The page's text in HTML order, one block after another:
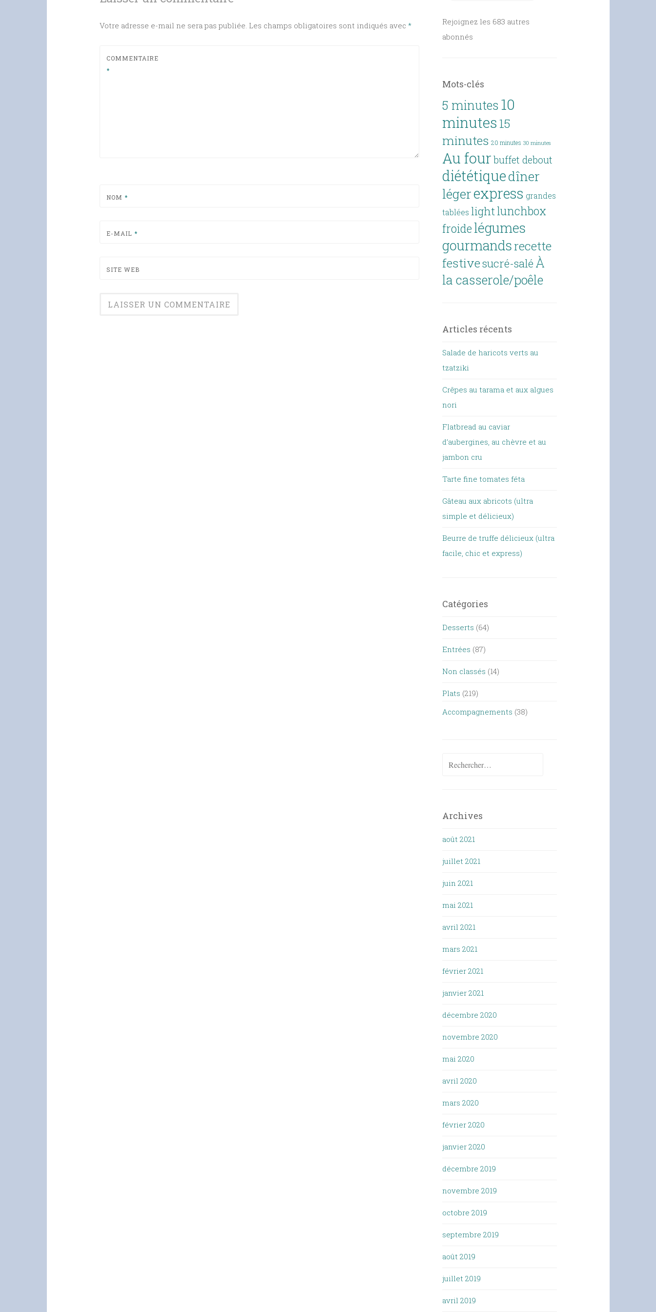
Votre adresse e-mail ne sera pas publiée. Les champs obligatoires sont indiqués avec *
COMMENTAIRE
*
NOM *
E-MAIL *
SITE WEB
Rejoignez les 683 autres
abonnés
Mots-clés
5 minutes 10
minutes15
minutes 20 minutes 30 minutes
Au four buffet debout
diététiquedîner
légerexpress grandes
tablées light lunchbox
froide légumes
gourmandsrecette
festivesucré-salé À
la casserole/poêle
Articles récents
Salade de haricots verts au
tzatziki
Crêpes au tarama et aux algues
nori
Flatbread au caviar
d’aubergines, au chèvre et au
jambon cru
Tarte fine tomates féta
Gâteau aux abricots (ultra
simple et délicieux)
Beurre de truffe délicieux (ultra
facile, chic et express)
Catégories
Desserts (64)
Entrées (87)
Non classés (14)
Plats (219)
Accompagnements (38)
Rechercher :
Archives
août 2021
juillet 2021
juin 2021
mai 2021
avril 2021
mars 2021
février 2021
janvier 2021
décembre 2020
novembre 2020
mai 2020
avril 2020
mars 2020
février 2020
janvier 2020
décembre 2019
novembre 2019
octobre 2019
septembre 2019
août 2019
juillet 2019
avril 2019